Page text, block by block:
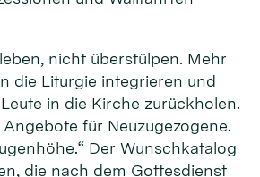
nicht überstülpen. Mehr
die Liturgie integrieren und
in die Kirche zurückholen.
für Neuzugezogene.
Der Wunschkatalog
die nach dem Gottesdienst